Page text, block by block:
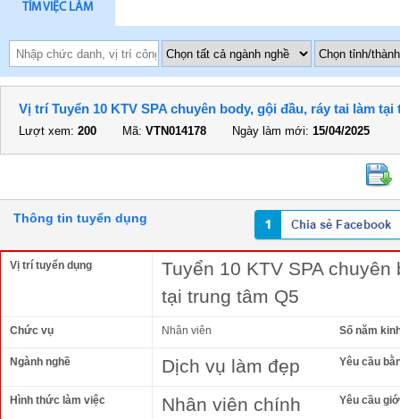
TÌM VIỆC LÀM
Vị trí Tuyển 10 KTV SPA chuyên body, gội đầu, ráy tai làm tại
Lượt xem: 200 Mã: VTN014178 Ngày làm mới: 15/04/2025
Thông tin tuyển dụng
Vị trí tuyển dụng
Tuyển 10 KTV SPA
tại trung tâm Q5
Chức vụ Nhân viên Số năm
Ngành nghề Dịch vụ làm đẹp Yêu cầu
Hình thức làm việc
Nhân viên chính
Yêu cầu